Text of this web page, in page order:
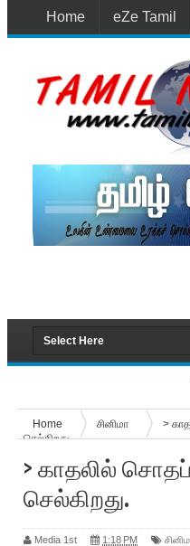
Home eZe Tamil
Home சினிமா
>
செல்கிறது.
> காதலில்
செல்கிறது.
Media 1st 1:18 PM